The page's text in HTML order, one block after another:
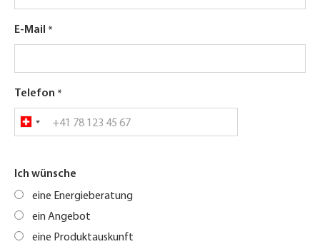
E-Mail
Telefon
Ich wünsche
eine Energieberatung
ein Angebot
eine Produktauskunft